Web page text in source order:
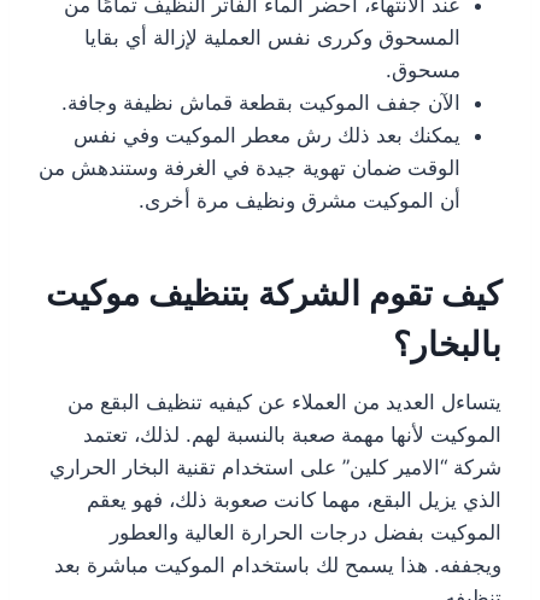
عند الانتهاء، أحضر الماء الفاتر النظيف تمامًا من
المسحوق وكررى نفس العملية لإزالة أي بقايا
مسحوق.
الآن جفف الموكيت بقطعة قماش نظيفة وجافة.
يمكنك بعد ذلك رش معطر الموكيت وفي نفس
الوقت ضمان تهوية جيدة في الغرفة وستندهش من
أن الموكيت مشرق ونظيف مرة أخرى.
كيف تقوم الشركة بتنظيف موكيت
بالبخار؟
يتساءل العديد من العملاء عن كيفيه تنظيف البقع من
الموكيت لأنها مهمة صعبة بالنسبة لهم. لذلك، تعتمد
شركة “الامير كلين” على استخدام تقنية البخار الحراري
الذي يزيل البقع، مهما كانت صعوبة ذلك، فهو يعقم
الموكيت بفضل درجات الحرارة العالية والعطور
ويجففه. هذا يسمح لك باستخدام الموكيت مباشرة بعد